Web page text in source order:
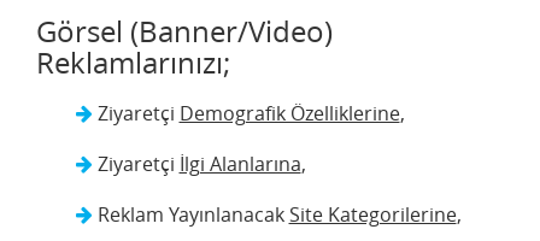
Görsel (Banner/Video)
Reklamlarınızı;
Ziyaretçi Demografik Özelliklerine,
Ziyaretçi İlgi Alanlarına,
Reklam Yayınlanacak Site Kategorilerine,